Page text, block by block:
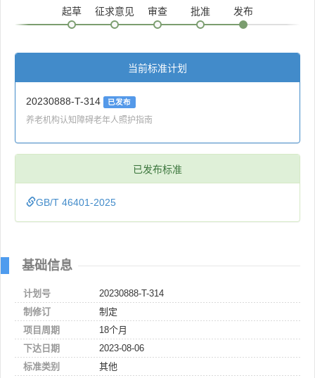
起草 征求意见 审查 批准 发布
当前标准计划
20230888-T-314 已发布
养老机构认知障碍老年人照护指南
已发布标准
GB/T 46401-2025
基础信息
计划号
20230888-T-314
制修订
制定
项目周期
18个月
下达日期
2023-08-06
标准类别
其他